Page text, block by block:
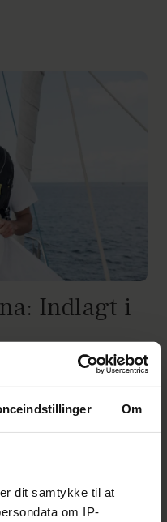
Om
dit samtykke til at
om IP-
Indlagt i